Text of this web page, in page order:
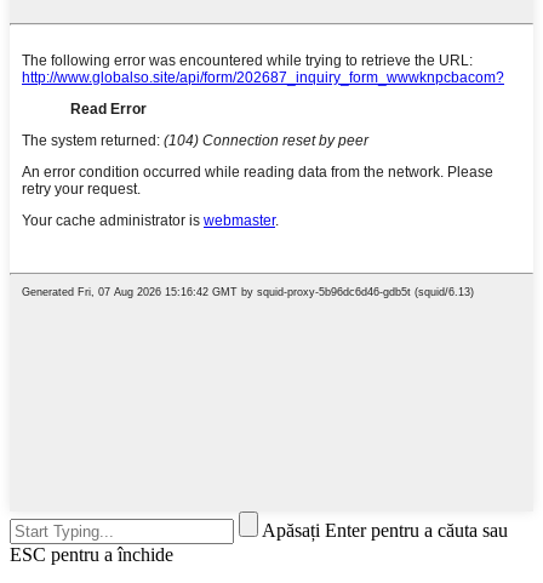
Apăsați Enter pentru a căuta sau
ESC pentru a închide